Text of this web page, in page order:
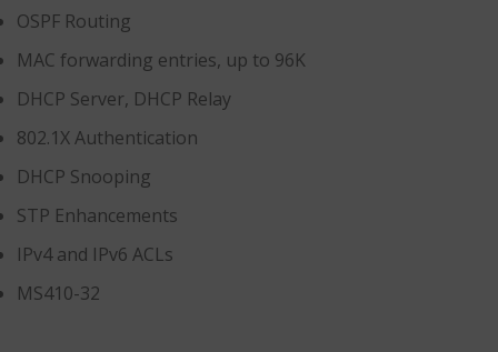
OSPF Routing
MAC forwarding entries, up to 96K
DHCP Server, DHCP Relay
802.1X Authentication
DHCP Snooping
STP Enhancements
IPv4 and IPv6 ACLs
MS410-32